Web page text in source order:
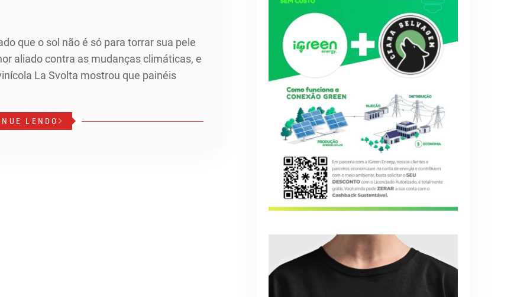
que o sol não é só para torrar sua pele
aliado contra as mudanças climáticas, e
La Svolta mostrou que painéis
LENDO